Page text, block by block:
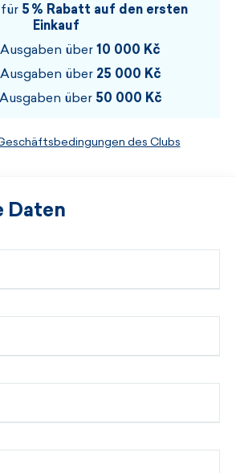
5 % Rabatt auf den ersten
Einkauf
über 10 000 Kč
über 25 000 Kč
über 50 000 Kč
des Clubs
Daten